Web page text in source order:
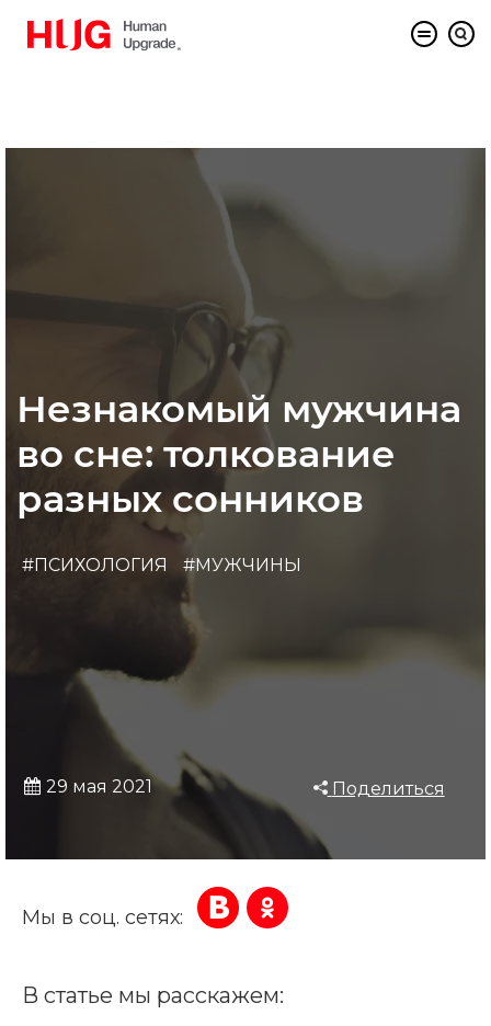
Незнакомый мужчина
во сне: толкование
разных сонников
#ПСИХОЛОГИЯ #МУЖЧИНЫ
29 мая 2021 Поделиться
Мы в соц. сетях:
В статье мы расскажем: